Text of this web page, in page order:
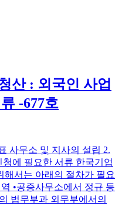
산 : 외국인 사업
-677호
사무소 및 지사의 설립 2.
에 필요한 서류 한국기업
해서는 아래의 절차가 필요
•공증사무소에서 정규 등
법무부과 외무부에서의